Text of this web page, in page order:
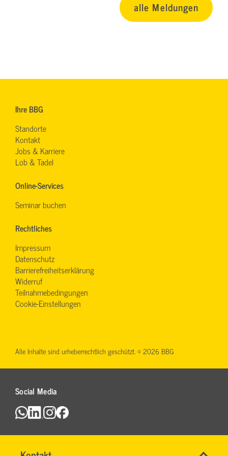
Name*
alle Meldungen
Ihre BBG
Standorte
Kontakt
Jobs & Karriere
Lob & Tadel
Online-Services
Seminar buchen
Rechtliches
Impressum
Datenschutz
Barrierefreiheitserklärung
Widerruf
Teilnahmebedingungen
Cookie-Einstellungen
Social Media
Alle Inhalte sind urheberrechtlich geschützt. © 2026 BBG